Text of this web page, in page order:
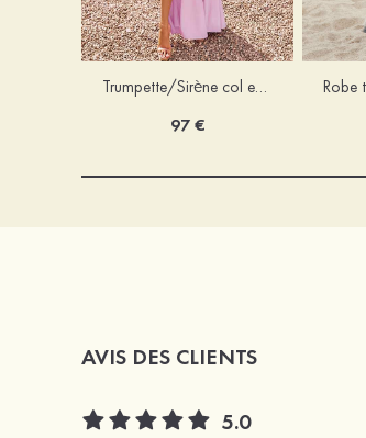
Trumpette/Sirène col en v jersey ras du sol robe de demoiselle d'honneur
97 €
AVIS DES CLIENTS
5.0